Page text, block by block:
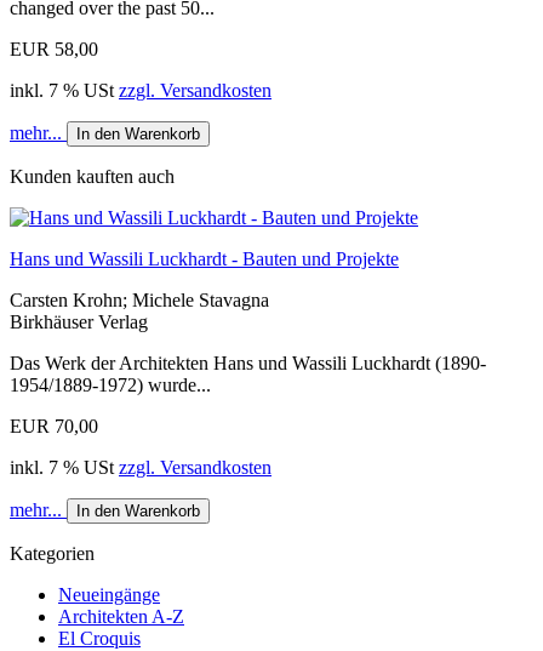
changed over the past 50...
EUR 58,00
inkl. 7 % USt zzgl. Versandkosten
mehr... In den Warenkorb
Kunden kauften auch
Hans und Wassili Luckhardt - Bauten und Projekte
Carsten Krohn; Michele Stavagna
Birkhäuser Verlag
Das Werk der Architekten Hans und Wassili Luckhardt (1890-
1954/1889-1972) wurde...
EUR 70,00
inkl. 7 % USt zzgl. Versandkosten
mehr... In den Warenkorb
Kategorien
Neueingänge
Architekten A-Z
El Croquis